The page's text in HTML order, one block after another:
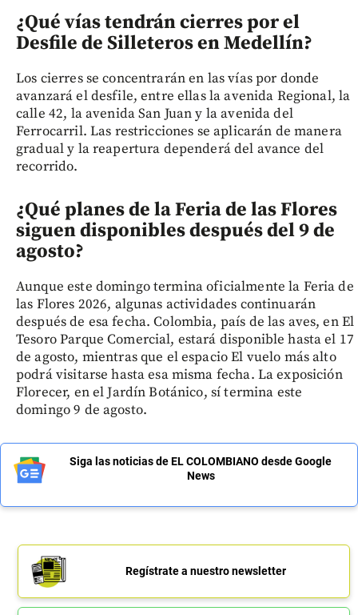
¿Qué vías tendrán cierres por el
Desfile de Silleteros en Medellín?
Los cierres se concentrarán en las vías por donde
avanzará el desfile, entre ellas la avenida Regional, la
calle 42, la avenida San Juan y la avenida del
Ferrocarril. Las restricciones se aplicarán de manera
gradual y la reapertura dependerá del avance del
recorrido.
¿Qué planes de la Feria de las Flores
siguen disponibles después del 9 de
agosto?
Aunque este domingo termina oficialmente la Feria de
las Flores 2026, algunas actividades continuarán
después de esa fecha. Colombia, país de las aves, en El
Tesoro Parque Comercial, estará disponible hasta el 17
de agosto, mientras que el espacio El vuelo más alto
podrá visitarse hasta esa misma fecha. La exposición
Florecer, en el Jardín Botánico, sí termina este
domingo 9 de agosto.
Siga las noticias de EL COLOMBIANO desde Google
News
Regístrate a nuestro newsletter